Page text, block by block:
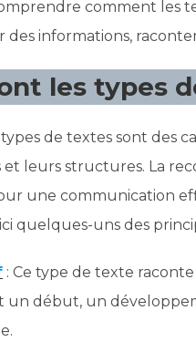
comment les
informations,
les types
de textes sont des
et leurs structures. La
une communication
quelques-uns des
: Ce type de texte
un début, un